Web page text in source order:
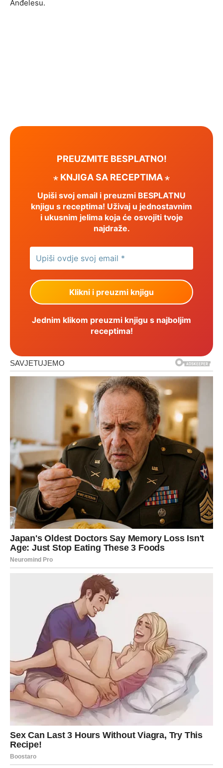
Anđelesu.
PREUZMITE BESPLATNO!
⋆ KNJIGA SA RECEPTIMA ⋆
Upiši svoj email i preuzmi BESPLATNU
knjigu s receptima! Uživaj u jednostavnim
i ukusnim jelima koja će osvojiti tvoje
najdraže.
Jednim klikom preuzmi knjigu s najboljim
receptima!